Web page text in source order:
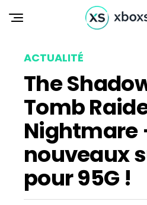
ACTUALITÉ
The
Tomb
Nightmare
nouveaux
pour 95G !
Flipboard
Reddit
Whatsapp
Email